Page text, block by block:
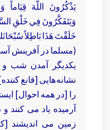
يَذْكُرُونَ اللَّهَ قِيَاماً
وَيَتَفَكَّرُونَ فِي خَلْقِ
خَلَقْتَ هَذَا بَاطِلاً
(مسلما در آفرينش
يكديگر آمدن شب و
نشانه‏‌هايى [قانع
را [در همه احوال]
آرميده ياد مى كنند
زمين مى‏ انديشند